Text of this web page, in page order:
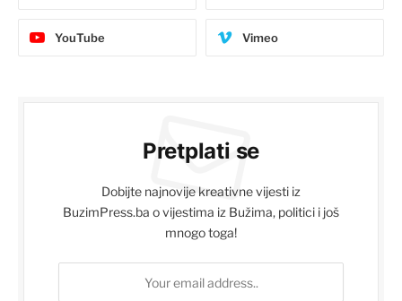
YouTube Vimeo
Pretplati se
Dobijte najnovije kreativne vijesti iz
BuzimPress.ba o vijestima iz Bužima, politici i još
mnogo toga!